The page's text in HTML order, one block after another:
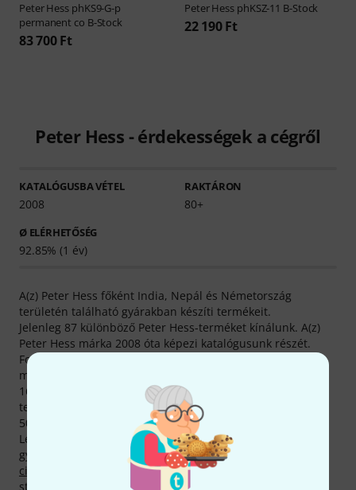
Peter Hess phKS9-G-p
permanent co B-Stock
83 700 Ft
Peter Hess phKSZ-11 B-Stock
22 190 Ft
Peter Hess - érdekességek a cégről
KATALÓGUSBA VÉTEL
2008
RAKTÁRON
80+
Ø ELÉRHETŐSÉG
92.85% (1 év)
A(z) Peter Hess főként India, Nepál és Németország
területén található gyárakban készíti termékeit.
Jelenleg 87 különböző Peter Hess-terméket kínálunk. A(z)
Peter Hess márka 2008 óta képezi katalógusunk részét.
Fontosnak tartjuk vásárlóink legátfogóbb tájékoztatását
minden Peter Hess-termékről, oldalunkon ezért összesen
1611, Peter Hess-termékeket bemutató médiatartalom,
tesztbeszámoló és értékelés található, köztük 490 fénykép,
50 hangzásminta és 1071 termékértékelés vásárlóinktól.
Legkeresettebb termékeink közt jelenleg 16, Peter Hess
gyártotta termék található,Hangtálak,Templomi
cintányérok és harangok,Hangtálütők
stb. kiegészítők
kategóriáinkban.